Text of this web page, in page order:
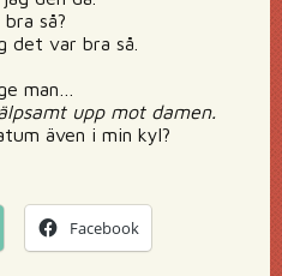
så?
det var bra så.
man…
upp mot damen.
även i min kyl?
Facebook